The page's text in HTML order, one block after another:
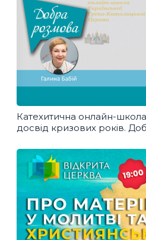
Катехитична онлайн-школа
досвід кризових років.